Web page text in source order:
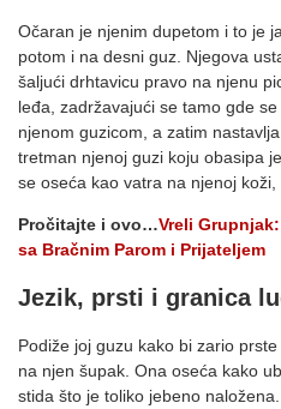
Očaran je njenim dupetom i to je
potom i na desni guz. Njegova
šaljući drhtavicu pravo na njenu
leđa, zadržavajući se tamo gde
njenom guzicom, a zatim
tretman njenoj guzi koju obasipa
se oseća kao vatra na njenoj koži,
Pročitajte i ovo…Vreli
sa Bračnim Parom i Prijateljem
Jezik, prsti i granica
Podiže joj guzu kako bi zario
na njen šupak. Ona oseća kako
stida što je toliko jebeno